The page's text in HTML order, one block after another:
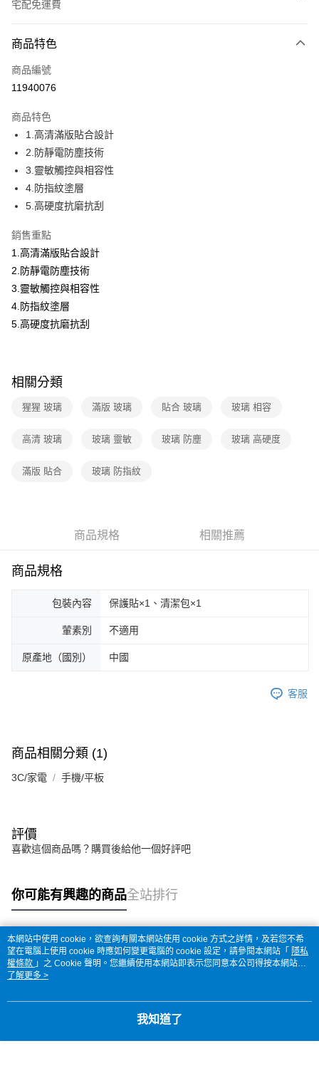
宅配免運費
全家線上支付
運送方式
本島宅配-活動商品
免運費
商品特色
商品編號
11940076
商品特色
1.高清滿版貼合設計
2.防靜電防塵技術
3.靈敏觸控與相容性
4.防指紋塗層
5.高硬度抗磨抗刮
銷售重點
1.高清滿版貼合設計
2.防靜電防塵技術
3.靈敏觸控與相容性
4.防指紋塗層
5.高硬度抗磨抗刮
相關分類
猩猩 玻璃 滿版 玻璃 貼合 玻璃 玻璃 相容
高清 玻璃 玻璃 靈敏 玻璃 防塵 玻璃 高硬度
滿版 貼合 玻璃 防指紋
商品規格 相關推薦
商品規格
包裝內容 保護貼×1、清潔包×1
葷素別 不適用
原產地（國別） 中國
客服
商品相關分類 (1)
3C/家電 手機/平板
評價
喜歡這個商品嗎？購買後給他一個好評吧
你可能有興趣的商品全站排行
熱門標籤
本網站中使用 cookie，欲查詢有關本網站使用 cookie 方式之詳情，及若您不希
望在電腦上使用 cookie 時應如何變更電腦的 cookie 設定，請參閱本網站「 隱私
權條款 」之 Cookie 聲明。您繼續使用本網站即表示您同意本公司得按本網站使
用條款之 Cookie 聲明使用 cookie。
了解更多 >
我知道了